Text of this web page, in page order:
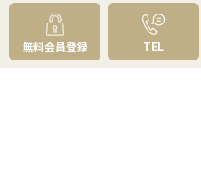
会員メニュー
無料会員登録
無料会員登録 TEL